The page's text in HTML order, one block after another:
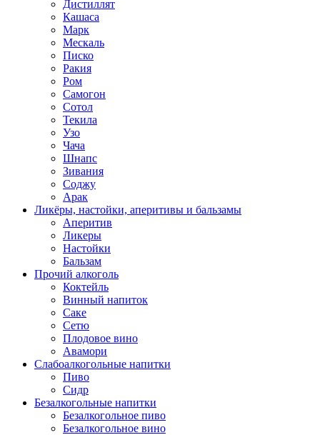
Дистиллят
Кашаса
Марк
Мескаль
Писко
Ракия
Ром
Самогон
Сотол
Текила
Узо
Чача
Шнапс
Зивания
Соджу
Арак
Ликёры, настойки, аперитивы и бальзамы
Аперитив
Ликеры
Настойки
Бальзам
Прочий алкоголь
Коктейль
Винный напиток
Саке
Сетю
Плодовое вино
Авамори
Слабоалкогольные напитки
Пиво
Сидр
Безалкогольные напитки
Безалкогольное пиво
Безалкогольное вино